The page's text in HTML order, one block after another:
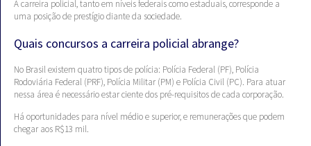
A carreira policial, tanto em níveis federais como estaduais, corresponde a
uma posição de prestígio diante da sociedade.
Quais concursos a carreira policial abrange?
No Brasil existem quatro tipos de polícia: Polícia Federal (PF), Polícia
Rodoviária Federal (PRF), Polícia Militar (PM) e Polícia Civil (PC). Para atuar
nessa área é necessário estar ciente dos pré-requisitos de cada corporação.
Há oportunidades para nível médio e superior, e remunerações que podem
chegar aos R$13 mil.